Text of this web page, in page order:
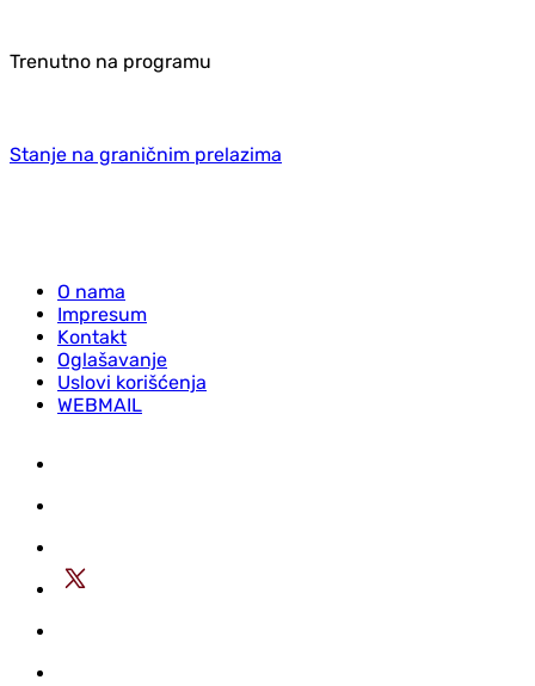
Trenutno na programu
Stanje na graničnim prelazima
O nama
Impresum
Kontakt
Oglašavanje
Uslovi korišćenja
WEBMAIL